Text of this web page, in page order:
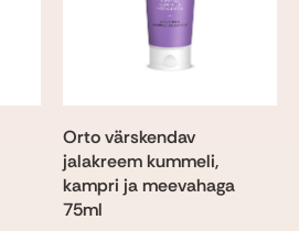
Orto värskendav
jalakreem kummeli,
kampri ja meevahaga
75ml